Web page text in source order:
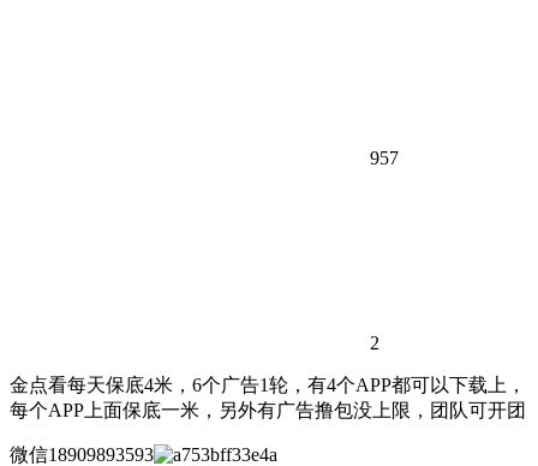
957
2
金点看每天保底4米，6个广告1轮，有4个APP都可以下载上，
每个APP上面保底一米，另外有广告撸包没上限，团队可开团
微信18909893593